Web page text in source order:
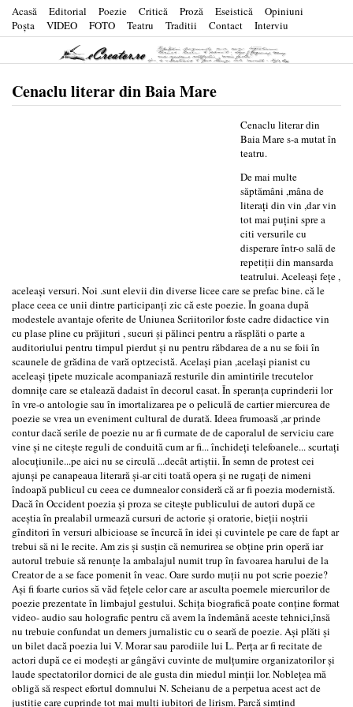
Acasă Editorial Poezie Critică Proză Eseistică
Opiniuni
Poşta
VIDEO FOTO Teatru Traditii Contact Interviu
Cenaclu literar din Baia Mare
Cenaclu literar din
Baia Mare s-a mutat în
teatru.
De mai multe
săptămâni ,mâna de
literaţi din vin ,dar vin
tot mai puţini spre a
citi versurile cu
disperare într-o sală de
repetiţii din mansarda
teatrului. Aceleaşi feţe ,
aceleaşi versuri. Noi .sunt elevii din diverse licee care se prefac bine. că le
place ceea ce unii dintre participanţi zic că este poezie. În goana după
modestele avantaje oferite de Uniunea Scriitorilor foste cadre didactice vin
cu plase pline cu prăjituri , sucuri şi pălinci pentru a răsplăti o parte a
auditoriului pentru timpul pierdut şi nu pentru răbdarea de a nu se foii în
scaunele de grădina de vară optzecistă. Acelaşi pian ,acelaşi pianist cu
aceleaşi ţipete muzicale acompaniază resturile din amintirile trecutelor
domniţe care se etalează dadaist în decorul casat. În speranţa cuprinderii lor
în vre-o antologie sau în imortalizarea pe o peliculă de cartier miercurea de
poezie se vrea un eveniment cultural de durată. Ideea frumoasă ,ar prinde
contur dacă serile de poezie nu ar fi curmate de de caporalul de serviciu care
vine şi ne citeşte reguli de conduită cum ar fi... închideţi telefoanele... scurtaţi
alocuţiunile...pe aici nu se circulă ...decât artiştii. În semn de protest cei
ajunşi pe canapeaua literară şi-ar citi toată opera şi ne rugaţi de nimeni
îndoapă publicul cu ceea ce dumnealor consideră că ar fi poezia modernistă.
Dacă în Occident poezia şi proza se citeşte publicului de autori după ce
aceştia în prealabil urmează cursuri de actorie şi oratorie, bieţii noştrii
gînditori în versuri albicioase se încurcă în idei şi cuvintele pe care de fapt ar
trebui să ni le recite. Am zis şi susţin că nemurirea se obţine prin operă iar
autorul trebuie să renunţe la ambalajul numit trup în favoarea harului de la
Creator de a se face pomenit în veac. Oare surdo muţii nu pot scrie poezie?
Aşi fi foarte curios să văd feţele celor care ar asculta poemele miercurilor de
poezie prezentate în limbajul gestului. Schiţa biografică poate conţine format
video- audio sau holografic pentru că avem la îndemână aceste tehnici,însă
nu trebuie confundat un demers jurnalistic cu o seară de poezie. Aşi plăti şi
un bilet dacă poezia lui V. Morar sau parodiile lui L. Perţa ar fi recitate de
actori după ce ei modeşti ar gângăvi cuvinte de mulţumire organizatorilor şi
laude spectatorilor dornici de ale gusta din miedul minţii lor. Nobleţea mă
obligă să respect efortul domnului N. Scheianu de a perpetua acest act de
justiţie care cuprinde tot mai mulţi iubitori de lirism. Parcă simţind